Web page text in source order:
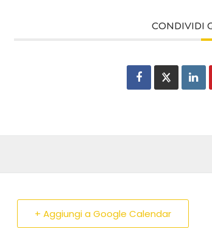
CONDIVIDI
+ Aggiungi a Google Calendar